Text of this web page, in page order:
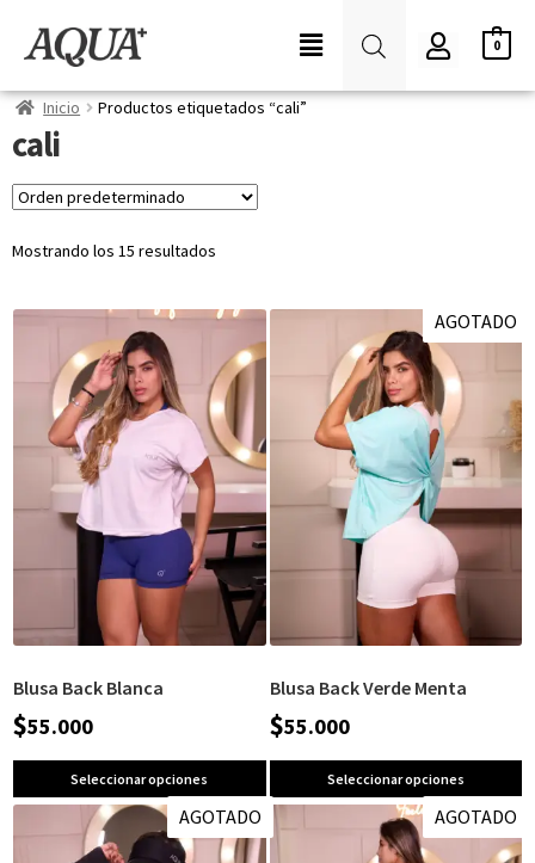
0
Inicio Productos etiquetados “cali”
cali
Mostrando los 15 resultados
Blusa Back Blanca
$55.000
Seleccionar opciones
AGOTADO
Blusa Back Verde Menta
$55.000
Seleccionar opciones
AGOTADO AGOTADO